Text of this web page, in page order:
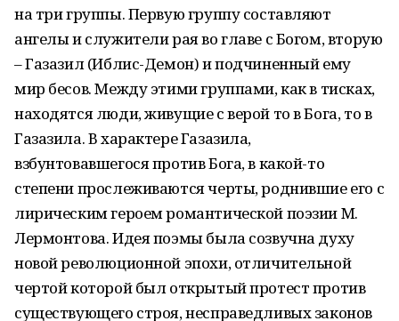
на три группы. Первую группу составляют
ангелы и служители рая во главе с Богом, вторую
– Газазил (Иб­лис-Демон) и подчиненный ему
мир бесов. Между этими группами, как в тисках,
находятся люди, живущие с верой то в Бога, то в
Газазила. В характере Газазила,
взбунтовавшегося против Бога, в какой-то
степени прослеживаются черты, роднившие его с
лирическим героем романтической поэзии М.
Лермонтова. Идея поэмы была созвучна духу
новой революционной эпохи, отличительной
чертой которой был открытый протест против
существующего строя, несправедливых законов